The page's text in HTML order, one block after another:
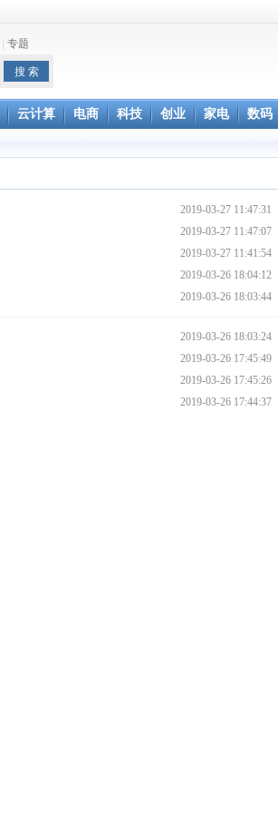
专题
云计算 电商 科技 创业 家电 数码
2019-03-27 11:47:31
2019-03-27 11:47:07
2019-03-27 11:41:54
2019-03-26 18:04:12
2019-03-26 18:03:44
2019-03-26 18:03:24
2019-03-26 17:45:49
2019-03-26 17:45:26
2019-03-26 17:44:37